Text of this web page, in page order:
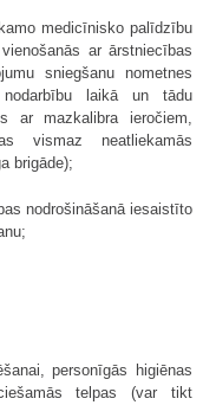
medicīnisko palīdzību
ar ārstniecības
sniegšanu nometnes
laikā un tādu
ar mazkalibra ieročiem,
vismaz neatliekamās
brigāde);
nodrošināšanā iesaistīto
personīgās higiēnas
telpas (var tikt